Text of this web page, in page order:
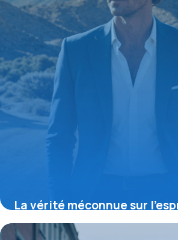
La vérité méconnue sur
l’histoire californienne qui